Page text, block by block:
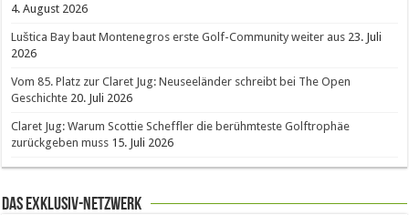
4. August 2026
Luštica Bay baut Montenegros erste Golf-Community weiter aus 23. Juli
2026
Vom 85. Platz zur Claret Jug: Neuseeländer schreibt bei The Open
Geschichte 20. Juli 2026
Claret Jug: Warum Scottie Scheffler die berühmteste Golftrophäe
zurückgeben muss 15. Juli 2026
Das Exklusiv-Netzwerk